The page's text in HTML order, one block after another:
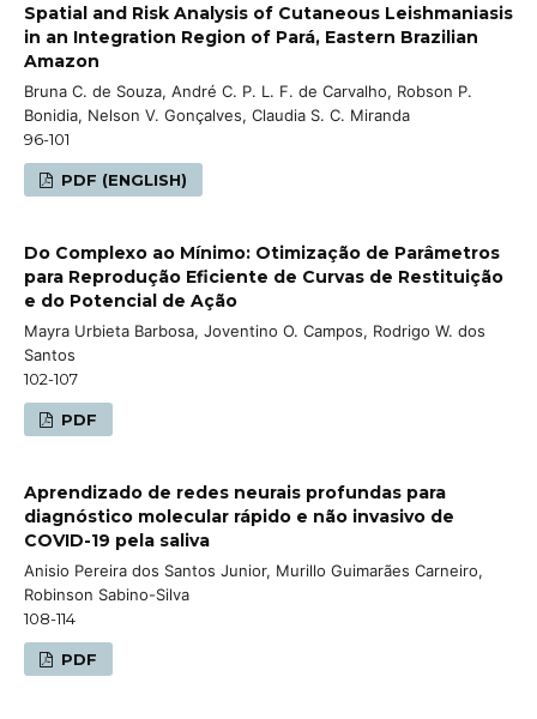
Spatial and Risk Analysis of Cutaneous Leishmaniasis
in an Integration Region of Pará, Eastern Brazilian
Amazon
Bruna C. de Souza, André C. P. L. F. de Carvalho, Robson P.
Bonidia, Nelson V. Gonçalves, Claudia S. C. Miranda
96-101
PDF (ENGLISH)
Do Complexo ao Mínimo: Otimização de Parâmetros
para Reprodução Eficiente de Curvas de Restituição
e do Potencial de Ação
Mayra Urbieta Barbosa, Joventino O. Campos, Rodrigo W. dos
Santos
102-107
PDF
Aprendizado de redes neurais profundas para
diagnóstico molecular rápido e não invasivo de
COVID-19 pela saliva
Anisio Pereira dos Santos Junior, Murillo Guimarães Carneiro,
Robinson Sabino-Silva
108-114
PDF